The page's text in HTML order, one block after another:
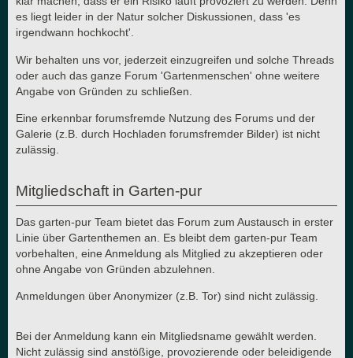
es liegt leider in der Natur solcher Diskussionen, dass 'es
irgendwann hochkocht'.
Wir behalten uns vor, jederzeit einzugreifen und solche Threads
oder auch das ganze Forum 'Gartenmenschen' ohne weitere
Angabe von Gründen zu schließen.
Eine erkennbar forumsfremde Nutzung des Forums und der
Galerie (z.B. durch Hochladen forumsfremder Bilder) ist nicht
zulässig.
Mitgliedschaft in Garten-pur
Das garten-pur Team bietet das Forum zum Austausch in erster
Linie über Gartenthemen an. Es bleibt dem garten-pur Team
vorbehalten, eine Anmeldung als Mitglied zu akzeptieren oder
ohne Angabe von Gründen abzulehnen.
Anmeldungen über Anonymizer (z.B. Tor) sind nicht zulässig.
Bei der Anmeldung kann ein Mitgliedsname gewählt werden.
Nicht zulässig sind anstößige, provozierende oder beleidigende